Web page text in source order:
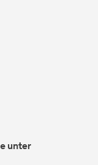
unter